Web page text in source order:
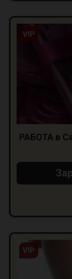
VIP
РАБОТА в
VIP